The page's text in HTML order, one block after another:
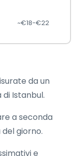
~€18-€22
da un
Istanbul.
a seconda
giorno.
e